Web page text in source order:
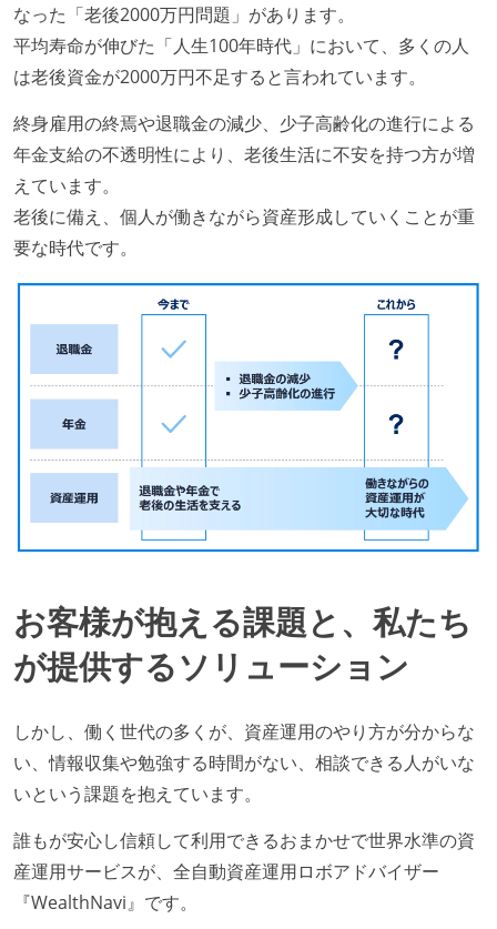
なった「老後2000万円問題」があります。
平均寿命が伸びた「人生100年時代」において、多くの人
は老後資金が2000万円不足すると言われています。
終身雇用の終焉や退職金の減少、少子高齢化の進行による
年金支給の不透明性により、老後生活に不安を持つ方が増
えています。
老後に備え、個人が働きながら資産形成していくことが重
要な時代です。
お客様が抱える課題と、私たち
が提供するソリューション
しかし、働く世代の多くが、資産運用のやり方が分からな
い、情報収集や勉強する時間がない、相談できる人がいな
いという課題を抱えています。
誰もが安心し信頼して利用できるおまかせで世界水準の資
産運用サービスが、全自動資産運用ロボアドバイザー
『WealthNavi』です。